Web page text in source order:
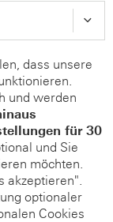
dass unsere
und werden
für 30
und Sie
möchten.
akzeptieren".
optionaler
Cookies